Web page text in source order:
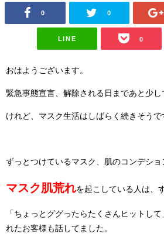
0 0
LINE 0
おはようございます。
緊急事態宣言、解除される日まであと少
けれど、マスク生活はしばらく続きそうで
ずっとつけているマスク、肌のコンデショ
マスク肌荒れを起こしている人は、
「ちょっとググったらたくさんヒットし
れたお客様も話してました。